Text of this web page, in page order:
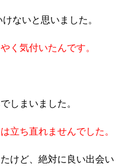
ないと思いました。
く気付いたんです。
しまいました。
立ち直れませんでした。
けど、絶対に良い出会い